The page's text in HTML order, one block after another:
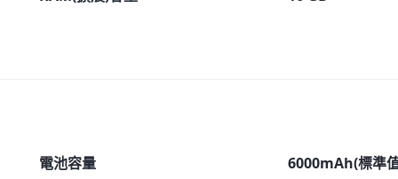
電池容量 6000mAh(標準